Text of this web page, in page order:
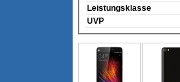
Leistungsklasse
UVP